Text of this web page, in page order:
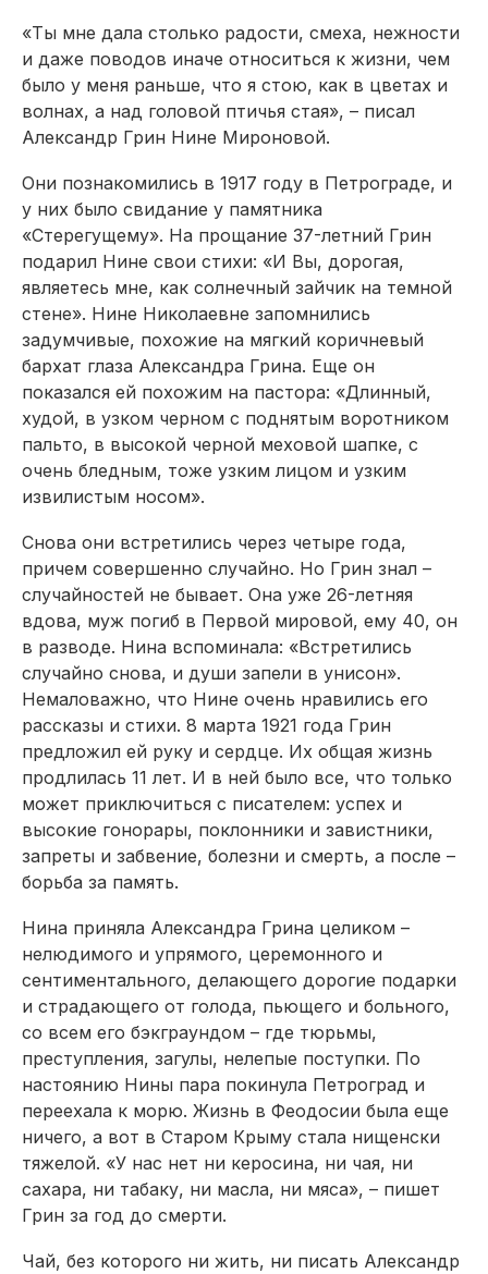
«Ты мне дала столько радости, смеха, нежности
и даже поводов иначе относиться к жизни, чем
было у меня раньше, что я стою, как в цветах и
волнах, а над головой птичья стая», – писал
Александр Грин Нине Мироновой.
Они познакомились в 1917 году в Петрограде, и
у них было свидание у памятника
«Стерегущему». На прощание 37-летний Грин
подарил Нине свои стихи: «И Вы, дорогая,
являетесь мне, как солнечный зайчик на темной
стене». Нине Николаевне запомнились
задумчивые, похожие на мягкий коричневый
бархат глаза Александра Грина. Еще он
показался ей похожим на пастора: «Длинный,
худой, в узком черном с поднятым воротником
пальто, в высокой черной меховой шапке, с
очень бледным, тоже узким лицом и узким
извилистым носом».
Снова они встретились через четыре года,
причем совершенно случайно. Но Грин знал –
случайностей не бывает. Она уже 26-летняя
вдова, муж погиб в Первой мировой, ему 40, он
в разводе. Нина вспоминала: «Встретились
случайно снова, и души запели в унисон».
Немаловажно, что Нине очень нравились его
рассказы и стихи. 8 марта 1921 года Грин
предложил ей руку и сердце. Их общая жизнь
продлилась 11 лет. И в ней было все, что только
может приключиться с писателем: успех и
высокие гонорары, поклонники и завистники,
запреты и забвение, болезни и смерть, а после –
борьба за память.
Нина приняла Александра Грина целиком –
нелюдимого и упрямого, церемонного и
сентиментального, делающего дорогие подарки
и страдающего от голода, пьющего и больного,
со всем его бэкграундом – где тюрьмы,
преступления, загулы, нелепые поступки. По
настоянию Нины пара покинула Петроград и
переехала к морю. Жизнь в Феодосии была еще
ничего, а вот в Старом Крыму стала нищенски
тяжелой. «У нас нет ни керосина, ни чая, ни
сахара, ни табаку, ни масла, ни мяса», – пишет
Грин за год до смерти.
Чай, без которого ни жить, ни писать Александр